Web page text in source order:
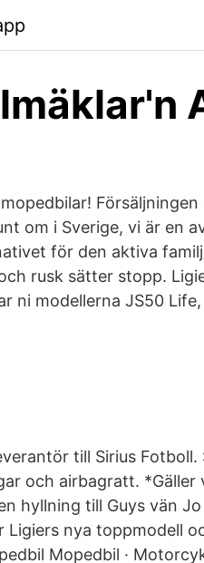
om i Sverige, vi är en
för den aktiva
rusk sätter stopp.
ni modellerna JS50
till Sirius
och airbagratt.
hyllning till Guys vän
Ligiers nya toppmodell
Mopedbil ·